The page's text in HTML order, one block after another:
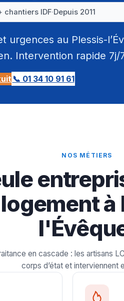
chantiers IDF·Depuis 2011
urgences au Plessis-
Intervention rapide 7j/
📞 01 34 10 91 61
NOS MÉTIERS
à
en cascade : les artisans
corps d’état et interviennent